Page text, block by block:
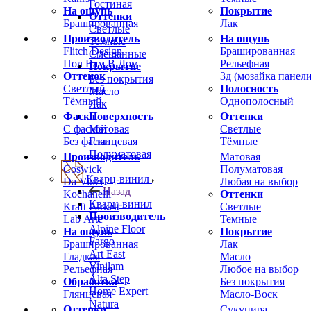
На ощупь
Брашированная
Покрытие
Лак
Производитель
Flitch Design
Пол Вам В Дом
Оттенок
Светлый
Тёмный
На ощупь
Брашированная
Рельефная
3д (мозайка
Полосность
Однополосный
Фаска
С фаской
Без фаски
Оттенки
Светлые
Тёмные
Производитель
Coswick
Da Vinci
Kochanelli
Kraft Parkett
Lab Arte
На ощупь
Брашированная
Гладкая
Рельефная
Обработка
Глянцевая
Матовая
Полуматовая
Любая на выбор
Оттенки
Светлые
Темные
Покрытие
Лак
Масло
Любое на выбор
Без покрытия
Масло-Воск
Гостиная
Оттенки
Светлые
Темные
Смешанные
Покрытие
Без покрытия
Масло
Лак
Поверхность
Матовая
Глянцевая
Полуматовая
Кварц-винил
Назад
Кварц-винил
Производитель
Alpine Floor
Fargo
Art East
Vinilam
Alta Step
Home Expert
Natura